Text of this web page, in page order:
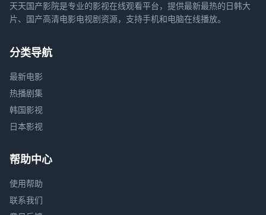
天天国产影院是专业的影视在线观看平台，提供最新最热的日韩大
片、国产高清电影电视剧资源，支持手机和电脑在线播放。
分类导航
最新电影
热播剧集
韩国影视
日本影视
帮助中心
使用帮助
联系我们